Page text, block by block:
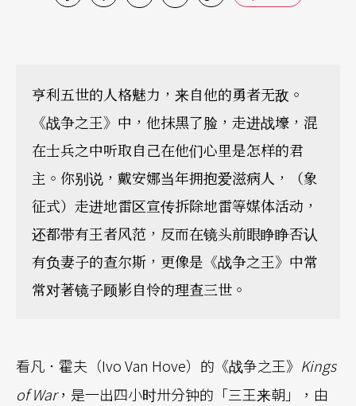
亨利五世的人格魅力，来自他的勇者无敌。
《战争之王》中，他抹黑了脸，走进战壕，混
在士兵之中听取自己在他们心里是怎样的君
主。你别说，戴安娜当年拥抱爱滋病人，（象
征式）走进地雷区宣传拆除地雷等媒体活动，
还都带有王者风范，反而在镜头前眼睁睁否认
有负妻子的查尔斯，更像是《战争之王》中常
常对著镜子顾影自怜的理查三世。
看凡．霍夫（Ivo Van Hove）的《战争之王》 Kings
of War，是一出四小时卅分钟的「三王来朝」，由